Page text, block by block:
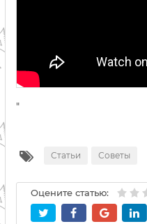
"
Статьи Советы
Оцените статью: